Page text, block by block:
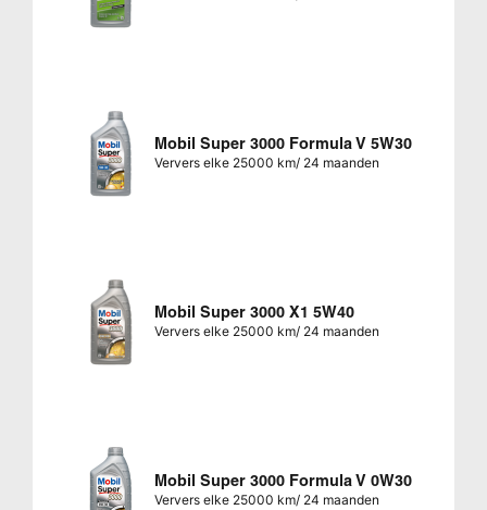
Mobil Super 3000 Formula V 5W30
Ververs elke 25000 km/ 24 maanden
Mobil Super 3000 X1 5W40
Ververs elke 25000 km/ 24 maanden
Mobil Super 3000 Formula V 0W30
Ververs elke 25000 km/ 24 maanden